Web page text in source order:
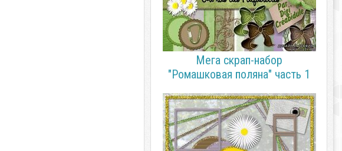
Мега скрап-набор
"Ромашковая поляна" часть 1